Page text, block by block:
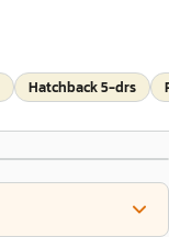
Hatchback 5-drs